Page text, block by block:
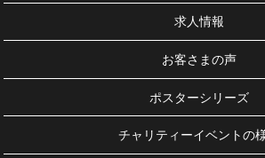
求人情報
お客さまの声
ポスターシリーズ
チャリティーイベントの